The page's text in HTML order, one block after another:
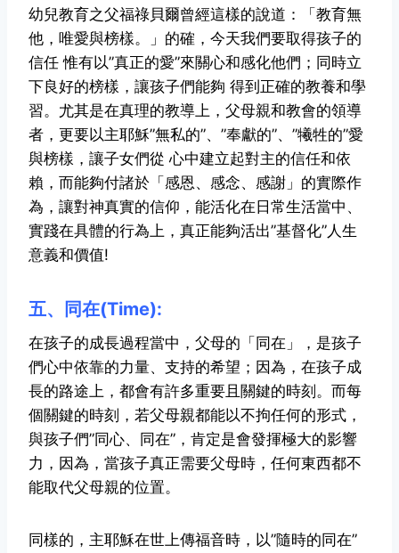
幼兒教育之父福祿貝爾曾經這樣的說道：「教育無
他，唯愛與榜樣。」的確，今天我們要取得孩子的
信任 惟有以”真正的愛”來關心和感化他們；同時立
下良好的榜樣，讓孩子們能夠 得到正確的教養和學
習。尤其是在真理的教導上，父母親和教會的領導
者， 更要以主耶穌”無私的”、”奉獻的”、”犧牲的”愛
與榜樣，讓子女們從 心中建立起對主的信任和依
賴，而能夠付諸於「感恩、感念、感謝」的實際作
為，讓對神真實的信仰，能活化在日常生活當中、
實踐在具體的行為上， 真正能夠活出”基督化”人生
意義和價值!
五、同在(Time):
在孩子的成長過程當中，父母的「同在」，是孩子
們心中依靠的力量、支持的希望；因為，在孩子成
長的路途上，都會有許多重要且關鍵的時刻。而每
個關鍵的時刻，若父母親都能以不拘任何的形式，
與孩子們”同心、同在”，肯定是會發揮極大的影響
力，因為，當孩子真正需要父母時，任何東西都不
能取代父母親的位置。
同樣的，主耶穌在世上傳福音時，以”隨時的同在”